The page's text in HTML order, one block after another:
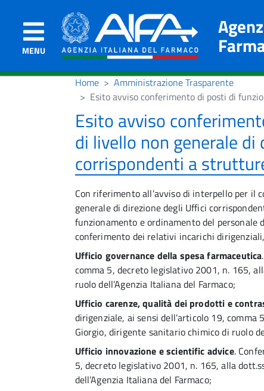
MENU
Home
Amministrazione Trasparente
Esito avviso conferimento di posti di
Esito avviso
di livello non generale
corrispondenti a
Con riferimento all’avviso di interpello per il
generale di direzione degli Uffici
funzionamento e ordinamento del personale
conferimento dei relativi incarichi
Ufficio governance della spesa farmaceutica
comma 5, decreto legislativo 2001, n. 165,
ruolo dell’Agenzia Italiana del Farmaco;
Ufficio carenze, qualità dei prodotti e
dirigenziale, ai sensi dell’articolo 19,
Giorgio, dirigente sanitario chimico di ruolo
Ufficio innovazione e scientific advice.
5, decreto legislativo 2001, n. 165, alla
dell’Agenzia Italiana del Farmaco;